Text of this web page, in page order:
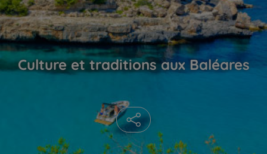
Culture et traditions aux Baléares